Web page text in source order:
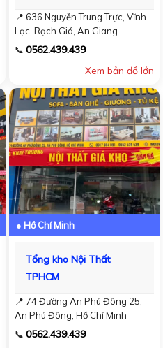
📍 636 Nguyễn Trung Trực, Vĩnh
Lạc, Rạch Giá, An Giang
📞 0562.439.439
Xem bản đồ lớn
● Hồ Chí Minh
Tổng kho Nội Thất
TPHCM
📍 74 Đường An Phú Đông 25,
An Phú Đông, Hồ Chí Minh
📞 0562.439.439